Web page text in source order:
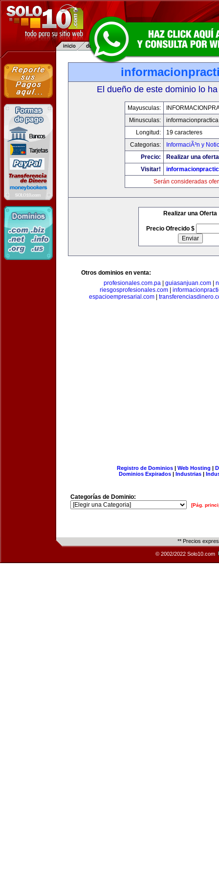
El dueño de este dominio lo
Mayusculas:
Minusculas:
Longitud:
19 caracteres
Categorias:
InformaciÃ³n y
Precio:
Realizar una
Visitar!
Serán consideradas
Realizar una Oferta
Precio Ofrecido $
Otros dominios en venta:
profesionales.com.pa
guiasanjuan.com
riesgosprofesionales.com
espacioempresarial.com
Registro de Dominios| Web Hosting |
Dominios Expirados | Industrias |
Categorías de Dominio:
[Pág.
** Precios
© 2002/2022 Solo10.com